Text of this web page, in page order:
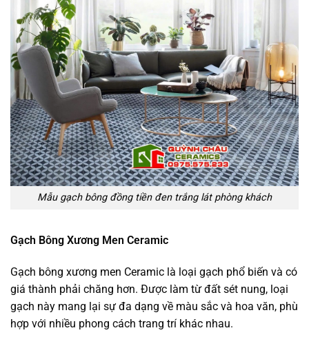
Mẫu gạch bông đồng tiền đen trắng lát phòng khách
Gạch Bông Xương Men Ceramic
Gạch bông xương men Ceramic là loại gạch phổ biến và có
giá thành phải chăng hơn. Được làm từ đất sét nung, loại
gạch này mang lại sự đa dạng về màu sắc và hoa văn, phù
hợp với nhiều phong cách trang trí khác nhau.